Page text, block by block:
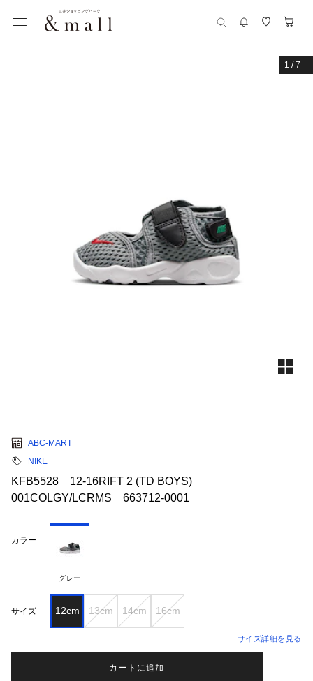
1 /7
ABC-MART
NIKE
KFB5528 12-16RIFT 2 (TD BOYS)
001COLGY/LCRMS 663712-0001
カラー
グレー
サイズ 12cm 13cm 14cm 16cm
サイズ詳細を見る
カートに追加